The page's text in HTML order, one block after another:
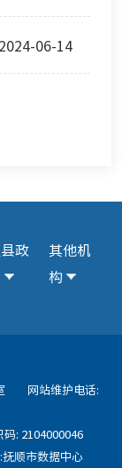
2024-06-14
政
其他机
构
网站维护电话:
码: 2104000046
顺市数据中心